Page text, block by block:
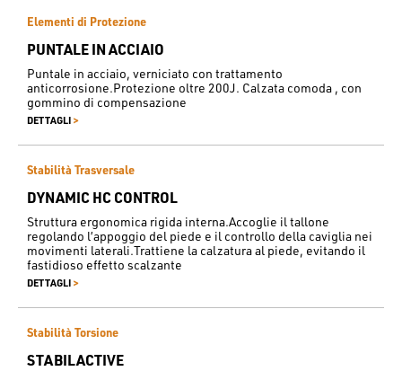
Elementi di Protezione
PUNTALE IN ACCIAIO
Puntale in acciaio, verniciato con trattamento
anticorrosione.Protezione oltre 200J. Calzata comoda , con
gommino di compensazione
DETTAGLI >
Stabilità Trasversale
DYNAMIC HC CONTROL
Struttura ergonomica rigida interna.Accoglie il tallone
regolando l’appoggio del piede e il controllo della caviglia nei
movimenti laterali.Trattiene la calzatura al piede, evitando il
fastidioso effetto scalzante
DETTAGLI >
Stabilità Torsione
STABILACTIVE